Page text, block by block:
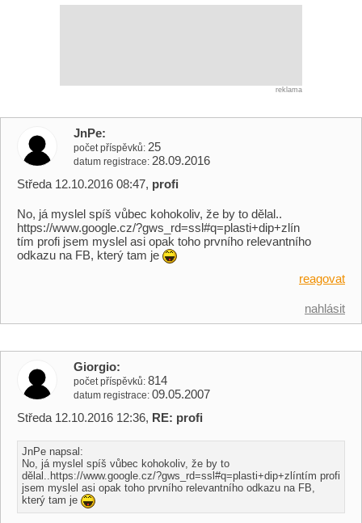
reklama
JnPe
počet příspěvků 25
datum registrace 28.09.2016
Středa 12.10.2016 08:47, profi
No, já myslel spíš vůbec kohokoliv, že by to dělal..
https://www.google.cz/?gws_rd=ssl#q=plasti+dip+zlín
tím profi jsem myslel asi opak toho prvního relevantního
odkazu na FB, který tam je
reagovat
nahlásit
Giorgio
počet příspěvků 814
datum registrace 09.05.2007
Středa 12.10.2016 12:36, RE: profi
JnPe napsal:
No, já myslel spíš vůbec kohokoliv, že by to
dělal..https://www.google.cz/?gws_rd=ssl#q=plasti+dip+zlíntím profi
jsem myslel asi opak toho prvního relevantního odkazu na FB,
který tam je